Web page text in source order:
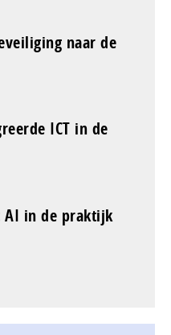
naar de
ICT in de
AI in de praktijk